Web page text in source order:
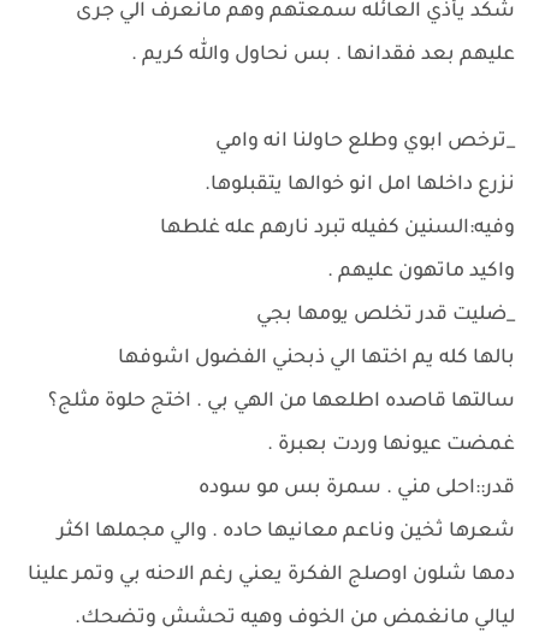
شكد يأذي العائله سمعتهم وهم مانعرف الي جرى
عليهم بعد فقدانها . بس نحاول والله كريم .
_ترخص ابوي وطلع حاولنا انه وامي
نزرع داخلها امل انو خوالها يتقبلوها.
وفيه:السنين كفيله تبرد نارهم عله غلطها
واكيد ماتهون عليهم .
_ضليت قدر تخلص يومها بجي
بالها كله يم اختها الي ذبحني الفضول اشوفها
سالتها قاصده اطلعها من الهي بي . اختج حلوة مثلج؟
غمضت عيونها وردت بعبرة .
قدر::احلى مني . سمرة بس مو سوده
شعرها ثخين وناعم معانيها حاده . والي مجملها اكثر
دمها شلون اوصلج الفكرة يعني رغم الاحنه بي وتمر علينا
ليالي مانغمض من الخوف وهيه تحشش وتضحك.